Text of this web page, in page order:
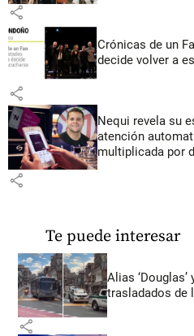
share
Crónicas de un
decide volver a
share
Nequi revela su
atención
multiplicada por
share
Te puede interesar
Alias ‘Douglas’
trasladados de
share